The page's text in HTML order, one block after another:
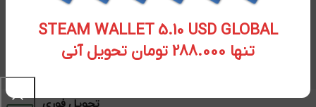
STEAM WALLET 5.10 USD GLOBAL
تنها 288.000 تومان تحویل آنی
تحویل فوری